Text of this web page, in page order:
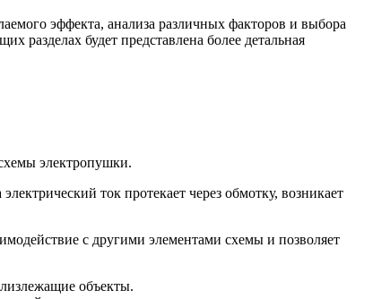
эффекта, анализа различных факторов и выбора
разделах будет представлена более детальная
электропушки.
ток протекает через обмотку, возникает
с другими элементами схемы и позволяет
объекты.